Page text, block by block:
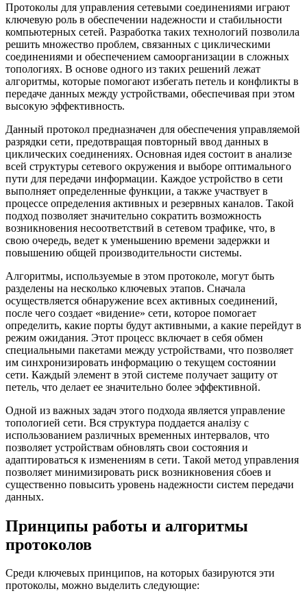
Протоколы для управления сетевыми соединениями играют
ключевую роль в обеспечении надежности и стабильности
компьютерных сетей. Разработка таких технологий позволила
решить множество проблем, связанных с циклическими
соединениями и обеспечением самоорганизации в сложных
топологиях. В основе одного из таких решений лежат
алгоритмы, которые помогают избегать петель и конфликты в
передаче данных между устройствами, обеспечивая при этом
высокую эффективность.
Данный протокол предназначен для обеспечения управляемой
разрядки сети, предотвращая повторный ввод данных в
циклических соединениях. Основная идея состоит в анализе
всей структуры сетевого окружения и выборе оптимального
пути для передачи информации. Каждое устройство в сети
выполняет определенные функции, а также участвует в
процессе определения активных и резервных каналов. Такой
подход позволяет значительно сократить возможность
возникновения несоответствий в сетевом трафике, что, в
свою очередь, ведет к уменьшению времени задержки и
повышению общей производительности системы.
Алгоритмы, используемые в этом протоколе, могут быть
разделены на несколько ключевых этапов. Сначала
осуществляется обнаружение всех активных соединений,
после чего создает «видение» сети, которое помогает
определить, какие порты будут активными, а какие перейдут в
режим ожидания. Этот процесс включает в себя обмен
специальными пакетами между устройствами, что позволяет
им синхронизировать информацию о текущем состоянии
сети. Каждый элемент в этой системе получает защиту от
петель, что делает ее значительно более эффективной.
Одной из важных задач этого подхода является управление
топологией сети. Вся структура поддается аналізу с
использованием различных временных интервалов, что
позволяет устройствам обновлять свои состояния и
адаптироваться к изменениям в сети. Такой метод управления
позволяет минимизировать риск возникновения сбоев и
существенно повысить уровень надежности систем передачи
данных.
Принципы работы и алгоритмы
протоколов
Среди ключевых принципов, на которых базируются эти
протоколы, можно выделить следующие: